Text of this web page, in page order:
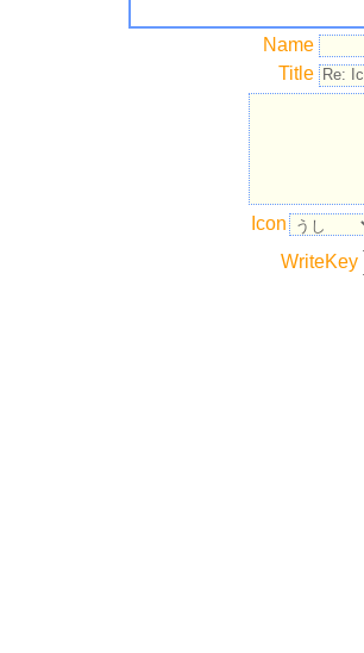
Name
Title
Icon
WriteKey